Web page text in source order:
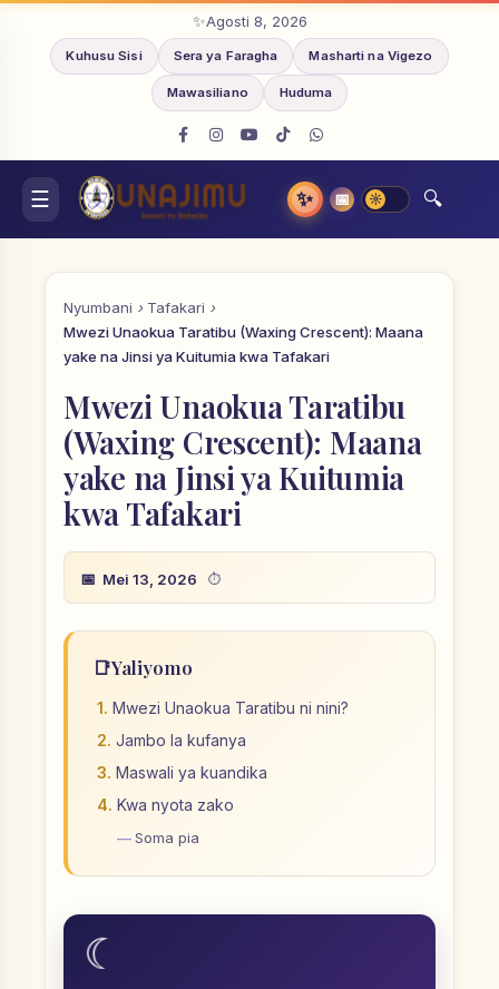
Agosti 8, 2026
Kuhusu Sisi Sera ya Faragha Masharti na Vigezo
Mawasiliano Huduma
✨ 📅
Nyumbani
Tafakari
Mwezi Unaokua Taratibu (Waxing Crescent): Maana
yake na Jinsi ya Kuitumia kwa Tafakari
Mwezi Unaokua Taratibu
(Waxing Crescent): Maana
yake na Jinsi ya Kuitumia
kwa Tafakari
Mei 13, 2026
📑Yaliyomo
Mwezi Unaokua Taratibu ni nini?
Jambo la kufanya
Maswali ya kuandika
Kwa nyota zako
Soma pia
☾